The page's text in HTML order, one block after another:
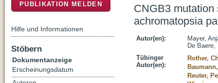
CNGB3 mutation
achromatopsia
Autor(en):
Mayer,
De Baere,
Tübinger
Autor(en):
Rother,
Reuter,
PUBLIKATION MELDEN
Hilfe und Informationen
Stöbern
Dokumentanzeige
Erscheinungsdatum